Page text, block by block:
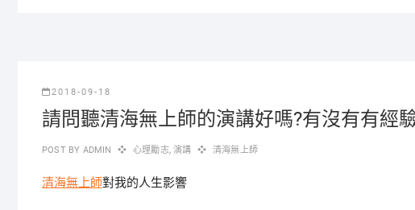
2018-09-18
請問聽清海無上師的演講好嗎?有沒有有經
POST BY ADMIN 心理勵志,演講 清海無上師
清海無上師對我的人生影響